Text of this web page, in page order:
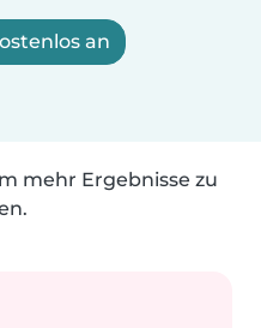
an
mehr Ergebnisse zu